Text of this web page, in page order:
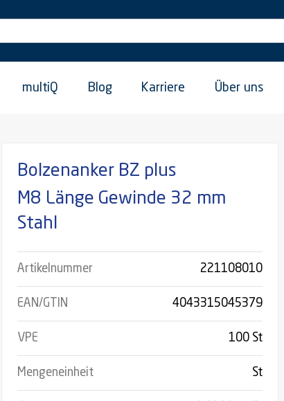
multiQ Blog Karriere Über uns
Bolzenanker BZ plus
M8 Länge Gewinde 32 mm
Stahl
Artikelnummer 221108010
EAN/GTIN 4043315045379
VPE 100 St
Mengeneinheit St